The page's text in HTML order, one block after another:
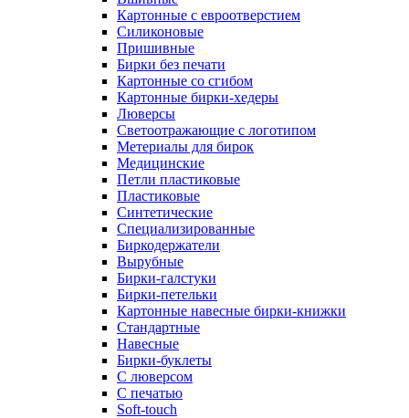
Картонные с евроотверстием
Силиконовые
Пришивные
Бирки без печати
Картонные со сгибом
Картонные бирки-хедеры
Люверсы
Светоотражающие с логотипом
Метериалы для бирок
Медицинские
Петли пластиковые
Пластиковые
Синтетические
Специализированные
Биркодержатели
Вырубные
Бирки-галстуки
Бирки-петельки
Картонные навесные бирки-книжки
Стандартные
Навесные
Бирки-буклеты
С люверсом
С печатью
Soft-touch